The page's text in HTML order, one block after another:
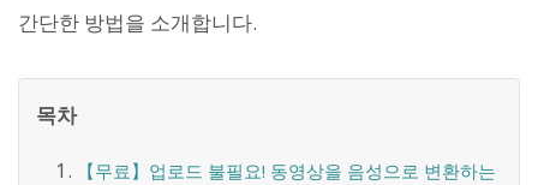
간단한 방법을 소개합니다.
목차
【무료】업로드 불필요! 동영상을 음성으로 변환하는